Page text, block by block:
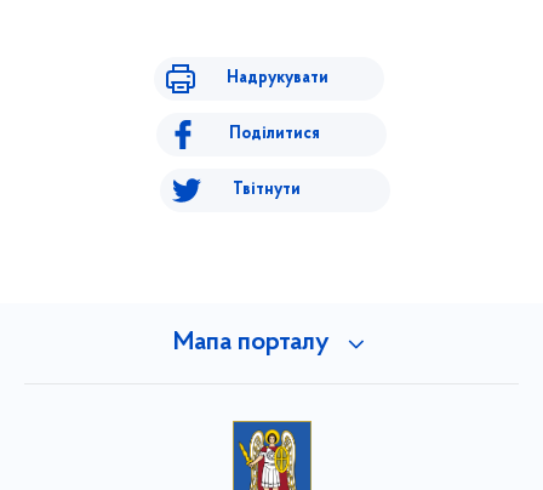
Надрукувати
Поділитися
Твітнути
Мапа порталу